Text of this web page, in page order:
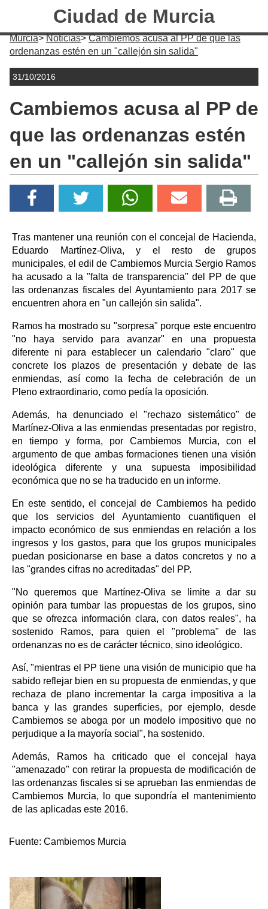
Ciudad de Murcia
Murcia Noticias
Cambiemos acusa al PP de que las
ordenanzas estén en un "callejón sin salida"
31/10/2016
Cambiemos acusa al PP de
que las ordenanzas estén
en un "callejón sin salida"
Tras mantener una reunión con el concejal de Hacienda,
Eduardo Martínez-Oliva, y el resto de grupos
municipales, el edil de Cambiemos Murcia Sergio Ramos
ha acusado a la "falta de transparencia" del PP de que
las ordenanzas fiscales del Ayuntamiento para 2017 se
encuentren ahora en "un callejón sin salida".
Ramos ha mostrado su "sorpresa" porque este encuentro
"no haya servido para avanzar" en una propuesta
diferente ni para establecer un calendario "claro" que
concrete los plazos de presentación y debate de las
enmiendas, así como la fecha de celebración de un
Pleno extraordinario, como pedía la oposición.
Además, ha denunciado el "rechazo sistemático" de
Martínez-Oliva a las enmiendas presentadas por registro,
en tiempo y forma, por Cambiemos Murcia, con el
argumento de que ambas formaciones tienen una visión
ideológica diferente y una supuesta imposibilidad
económica que no se ha traducido en un informe.
En este sentido, el concejal de Cambiemos ha pedido
que los servicios del Ayuntamiento cuantifiquen el
impacto económico de sus enmiendas en relación a los
ingresos y los gastos, para que los grupos municipales
puedan posicionarse en base a datos concretos y no a
las "grandes cifras no acreditadas" del PP.
"No queremos que Martínez-Oliva se limite a dar su
opinión para tumbar las propuestas de los grupos, sino
que se ofrezca información clara, con datos reales", ha
sostenido Ramos, para quien el "problema" de las
ordenanzas no es de carácter técnico, sino ideológico.
Así, "mientras el PP tiene una visión de municipio que ha
sabido reflejar bien en su propuesta de enmiendas, y que
rechaza de plano incrementar la carga impositiva a la
banca y las grandes superficies, por ejemplo, desde
Cambiemos se aboga por un modelo impositivo que no
perjudique a la mayoría social", ha sostenido.
Además, Ramos ha criticado que el concejal haya
"amenazado" con retirar la propuesta de modificación de
las ordenanzas fiscales si se aprueban las enmiendas de
Cambiemos Murcia, lo que supondría el mantenimiento
de las aplicadas este 2016.
Fuente: Cambiemos Murcia